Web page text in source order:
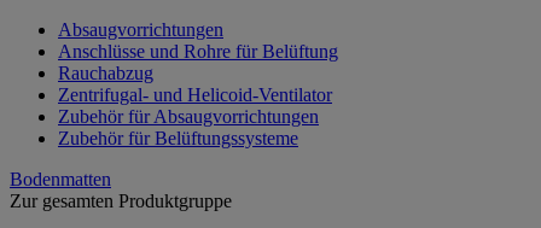
Absaugvorrichtungen
Anschlüsse und Rohre für Belüftung
Rauchabzug
Zentrifugal- und Helicoid-Ventilator
Zubehör für Absaugvorrichtungen
Zubehör für Belüftungssysteme
Bodenmatten
Zur gesamten Produktgruppe